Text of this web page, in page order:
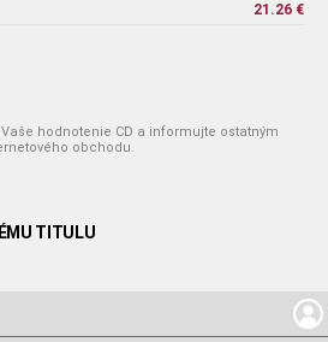
21.26 €
hodnotenie CD a informujte ostatným
obchodu.
TITULU